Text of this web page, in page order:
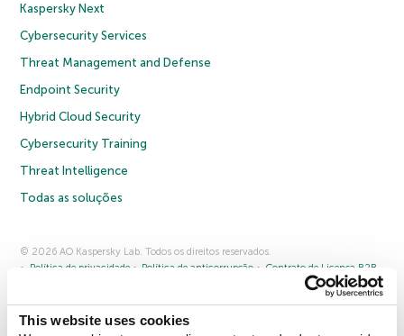
This website uses cookies
Kaspersky Next
Cybersecurity Services
Threat Management and Defense
Endpoint Security
Hybrid Cloud Security
Cybersecurity Training
Threat Intelligence
Todas as soluções
© 2026 AO Kaspersky Lab. Todos os direitos reservados.
Política de privacidade
Política de anticorrupção
Contrato de Licença B2B
Cookies
Fale conosco Sobre a Kaspersky Parceiros